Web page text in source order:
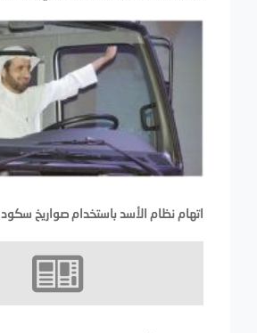
اتهام نظام الأسد باستخدام صواريخ سكود